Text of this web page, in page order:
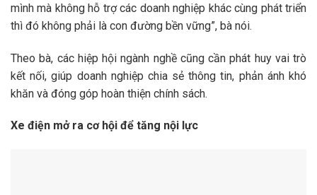
mình mà không hỗ trợ các doanh nghiệp khác cùng phát triển
thì đó không phải là con đường bền vững”, bà nói.
Theo bà, các hiệp hội ngành nghề cũng cần phát huy vai trò
kết nối, giúp doanh nghiệp chia sẻ thông tin, phản ánh khó
khăn và đóng góp hoàn thiện chính sách.
Xe điện mở ra cơ hội để tăng nội lực